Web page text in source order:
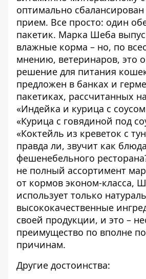
оптимально
прием. Все просто: один
пакетик. Марка Шеба
влажные корма – но, по
мнению, ветеринаров, это
решение для питания
предложен в банках и
пакетиках, рассчитанных
«Индейка и курица с
«Курица с говядиной под
«Коктейль из креветок с
правда ли, звучит как
фешенебельного
не полный ассортимент
от кормов эконом-класса,
использует только
высококачественные
своей продукции, и это –
преимущество по вполне
причинам.
Другие достоинства: